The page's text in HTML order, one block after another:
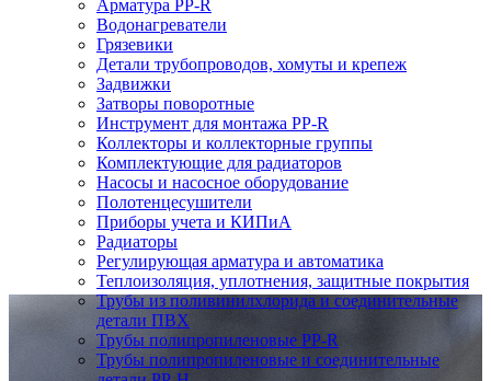
Арматура PP-R
Водонагреватели
Грязевики
Детали трубопроводов, хомуты и крепеж
Задвижки
Затворы поворотные
Инструмент для монтажа PP-R
Коллекторы и коллекторные группы
Комплектующие для радиаторов
Насосы и насосное оборудование
Полотенцесушители
Приборы учета и КИПиА
Радиаторы
Регулирующая арматура и автоматика
Теплоизоляция, уплотнения, защитные покрытия
Трубы из поливинилхлорида и соединительные
детали ПВХ
Трубы полипропиленовые PP-R
Трубы полипропиленовые и соединительные